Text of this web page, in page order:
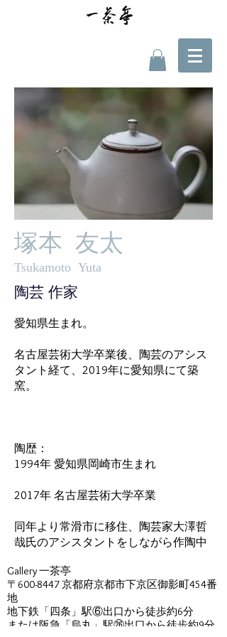
塚本 友太
Tsukamoto Yuta
陶芸 作家
愛知県生まれ。
名古屋芸術大学卒業後、陶芸のアシス
タント経て、2019年に愛知県にて築
窯。
陶歴：
1994年 愛知県岡崎市生まれ
2017年 名古屋芸術大学卒業
同年より常滑市に移住、陶芸家大澤哲
哉氏のアシスタントをしながら作陶中
Gallery 一茶亭
〒600-8447 京都府京都市下京区御影町454番
地
地下鉄「四条」駅⑥出口から徒歩約6分
または阪急「烏丸」駅㉖出口から徒歩約9分